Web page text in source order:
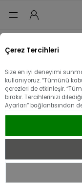
Çerez Tercihleri
Size en iyi deneyimi
kullanıyoruz. “Tümünü
çerezleri de etkinleşir.
bırakır. Tercihlerinizi
Ayarları” bağlantısından
14 Ayar